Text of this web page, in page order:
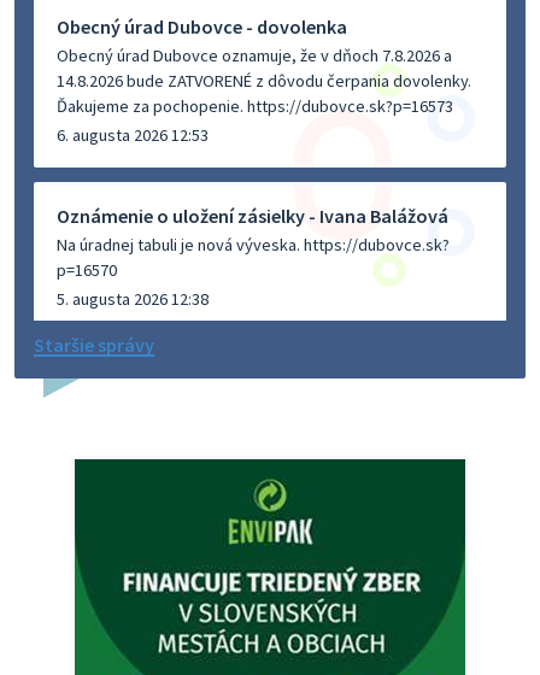
Obecný úrad Dubovce - dovolenka
Obecný úrad Dubovce oznamuje, že v dňoch 7.8.2026 a
14.8.2026 bude ZATVORENÉ z dôvodu čerpania dovolenky.
Ďakujeme za pochopenie. https://dubovce.sk?p=16573
6. augusta 2026 12:53
Oznámenie o uložení zásielky - Ivana Balážová
Na úradnej tabuli je nová výveska. https://dubovce.sk?
p=16570
5. augusta 2026 12:38
Dovolenka - MUDr. Marián Sivoň
budeZATVORENÁ z dôvodu čerpania dovolenky. Akútne
prípady bude riešiť MUDr.Fisch…
Zajtrajší zvoz odpadu
Vážený občan, zajtra 5. 8. sa bude zvážať komunálny odpad.
4. augusta 2026 15:30
Staršie správy